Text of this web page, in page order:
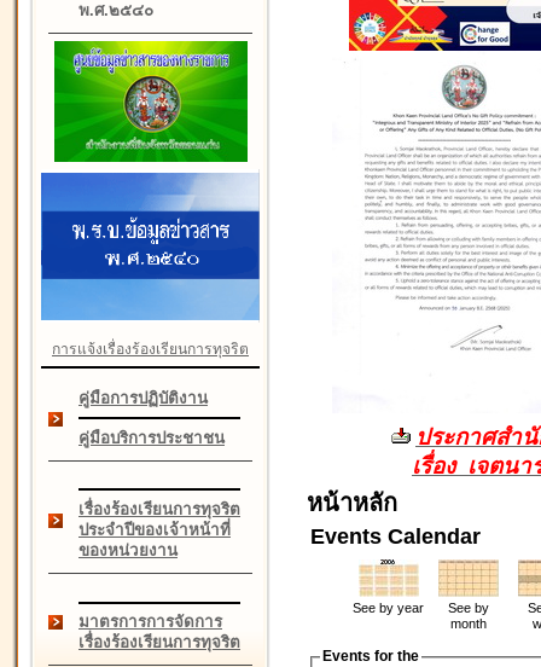
พ.ศ.๒๕๔๐
การแจ้งเรื่องร้องเรียนการทุจริต
คู่มือการปฏิบัติงาน
คู่มือบริการประชาชน
เรื่องร้องเรียนการทุจริต
ประจำปีของเจ้าหน้าที่
ของหน่วยงาน
มาตรการการจัดการ
เรื่องร้องเรียนการทุจริต
ประกาศสำ
เรื่อง เจตน
หน้าหลัก
Events Calendar
See by year
See by
month
Events for the